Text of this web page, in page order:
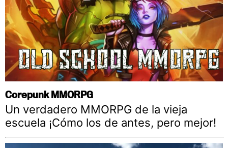
Corepunk MMORPG
Un verdadero MMORPG de la vieja
escuela ¡Cómo los de antes, pero mejor!